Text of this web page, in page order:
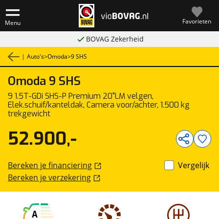
Menu Favorieten
BOVAG Zekerheid
| Auto's>Omoda>9 SHS
Omoda 9 SHS
9 1.5T-GDi SHS-P Premium 20"LM velgen,
Elek.schuif/kanteldak, Camera voor/achter, 1.500 kg
trekgewicht
A
52.900,-
Bereken je financiering
Bereken je verzekering
Vergelijk